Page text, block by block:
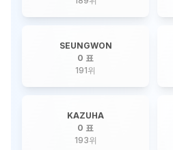
SEUNGWON
0 표
191위
KAZUHA
0 표
193위